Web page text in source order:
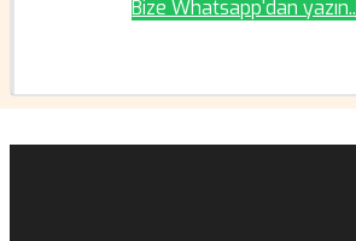
Bize Whatsapp'dan yazın..